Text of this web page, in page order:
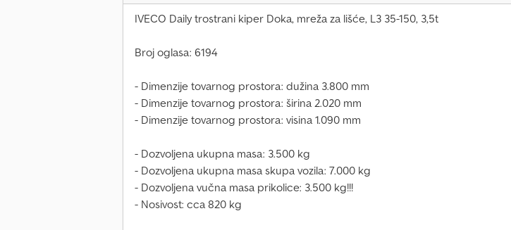
IVECO Daily trostrani kiper Doka, mreža za lišće, L3 35-150, 3,5t
Broj oglasa: 6194
- Dimenzije tovarnog prostora: dužina 3.800 mm
- Dimenzije tovarnog prostora: širina 2.020 mm
- Dimenzije tovarnog prostora: visina 1.090 mm
- Dozvoljena ukupna masa: 3.500 kg
- Dozvoljena ukupna masa skupa vozila: 7.000 kg
- Dozvoljena vučna masa prikolice: 3.500 kg!!!
- Nosivost: cca 820 kg